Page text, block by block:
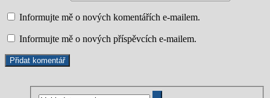
Informujte mě o nových komentářích e-mailem.
Informujte mě o nových příspěvcích e-mailem.